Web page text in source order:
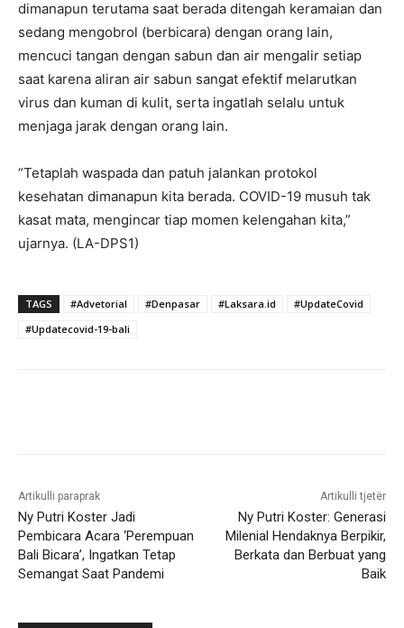
dimanapun terutama saat berada ditengah keramaian dan
sedang mengobrol (berbicara) dengan orang lain,
mencuci tangan dengan sabun dan air mengalir setiap
saat karena aliran air sabun sangat efektif melarutkan
virus dan kuman di kulit, serta ingatlah selalu untuk
menjaga jarak dengan orang lain.
“Tetaplah waspada dan patuh jalankan protokol
kesehatan dimanapun kita berada. COVID-19 musuh tak
kasat mata, mengincar tiap momen kelengahan kita,”
ujarnya. (LA-DPS1)
TAGS #Advetorial #Denpasar #Laksara.id
#UpdateCovid
#Updatecovid-19-bali
Artikulli paraprak
Ny Putri Koster Jadi
Pembicara Acara ‘Perempuan
Bali Bicara’, Ingatkan Tetap
Semangat Saat Pandemi
Artikulli tjetër
Ny Putri Koster: Generasi
Milenial Hendaknya Berpikir,
Berkata dan Berbuat yang
Baik